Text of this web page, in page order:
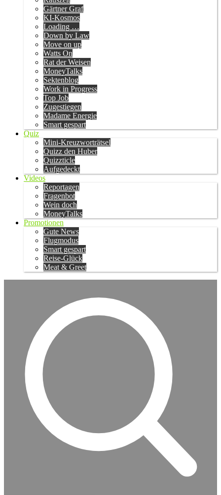
Gärtner Graf
KI-Kosmos
Loading …
Down by Law
Move on up
Watts On
Rat der Weisen
MoneyTalks
Sektenblog
Work in Progress
Top Job
Zugestiegen
Madame Energie
Smart gespart
Quiz
Mini-Kreuzworträtsel
Quizz den Huber
Quizzticle
Aufgedeckt
Videos
Reportagen
Fragenbot
Wein doch
MoneyTalks
Promotionen
Gute News
Flugmodus
Smart gespart
Reise-Glück
Meat & Greet